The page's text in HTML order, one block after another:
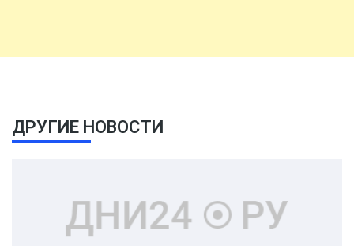
ДРУГИЕ НОВОСТИ